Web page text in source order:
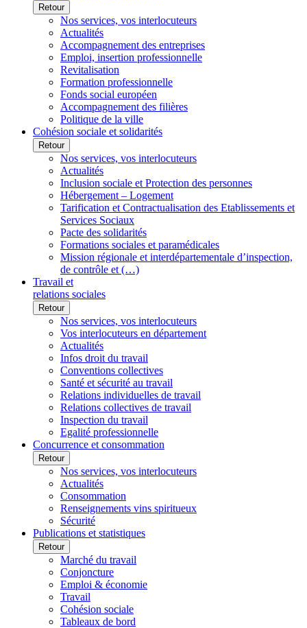
Retour
Nos services, vos interlocuteurs
Actualités
Accompagnement des entreprises
Emploi, insertion professionnelle
Revitalisation
Formation professionnelle
Fonds social européen
Accompagnement des filières
Politique de la ville
Cohésion sociale et solidarités
Retour
Nos services, vos interlocuteurs
Actualités
Inclusion sociale et Protection des personnes
Hébergement – Logement
Tarification et Contractualisation des Etablissements et
Services Sociaux
Pacte des solidarités
Formations sociales et paramédicales
Mission régionale et interdépartementale d’inspection,
de contrôle et (…)
Travail et
relations sociales
Retour
Nos services, vos interlocuteurs
Vos interlocuteurs en département
Actualités
Infos droit du travail
Conventions collectives
Santé et sécurité au travail
Relations individuelles de travail
Relations collectives de travail
Inspection du travail
Egalité professionnelle
Concurrence et consommation
Retour
Nos services, vos interlocuteurs
Actualités
Consommation
Renseignements vins spiritueux
Sécurité
Publications et statistiques
Retour
Marché du travail
Conjoncture
Emploi & économie
Travail
Cohésion sociale
Tableaux de bord